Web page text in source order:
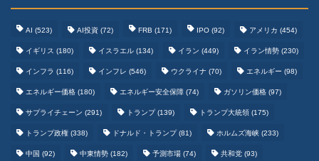
AI (523) AI投資 (72) FRB (171) IPO (92) アメリカ (454)
イギリス (180) イスラエル (134) イラン (449) イラン情勢 (230)
インフラ (116) インフレ (546) ウクライナ (70) エネルギー (98)
エネルギー価格 (180) エネルギー安全保障 (74) ガソリン価格 (97)
サプライチェーン (291) トランプ(139) トランプ大統領 (175)
トランプ政権 (338) ドナルド・トランプ(81) ホルムズ海峡 (233)
中国 (92) 中東情勢 (182) 予測市場 (74) 共和党 (93)